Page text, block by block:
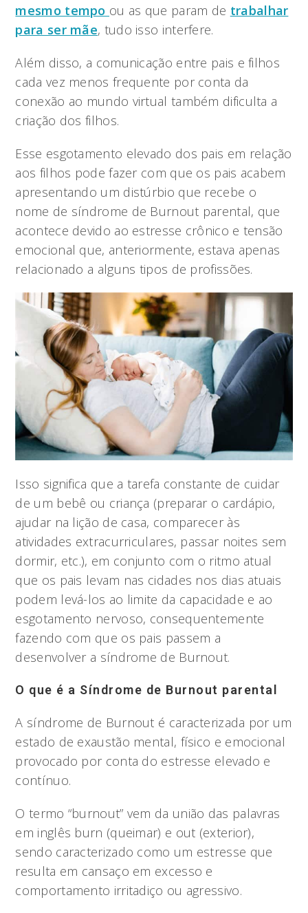
mesmo tempo ou as que param de trabalhar
para ser mãe, tudo isso interfere.
Além disso, a comunicação entre pais e filhos
cada vez menos frequente por conta da
conexão ao mundo virtual também dificulta a
criação dos filhos.
Esse esgotamento elevado dos pais em relação
aos filhos pode fazer com que os pais acabem
apresentando um distúrbio que recebe o
nome de síndrome de Burnout parental, que
acontece devido ao estresse crônico e tensão
emocional que, anteriormente, estava apenas
relacionado a alguns tipos de profissões.
Isso significa que a tarefa constante de cuidar
de um bebê ou criança (preparar o cardápio,
ajudar na lição de casa, comparecer às
atividades extracurriculares, passar noites sem
dormir, etc.), em conjunto com o ritmo atual
que os pais levam nas cidades nos dias atuais
podem levá-los ao limite da capacidade e ao
esgotamento nervoso, consequentemente
fazendo com que os pais passem a
desenvolver a síndrome de Burnout.
O que é a Síndrome de Burnout parental
A síndrome de Burnout é caracterizada por um
estado de exaustão mental, físico e emocional
provocado por conta do estresse elevado e
contínuo.
O termo “burnout” vem da união das palavras
em inglês burn (queimar) e out (exterior),
sendo caracterizado como um estresse que
resulta em cansaço em excesso e
comportamento irritadiço ou agressivo.